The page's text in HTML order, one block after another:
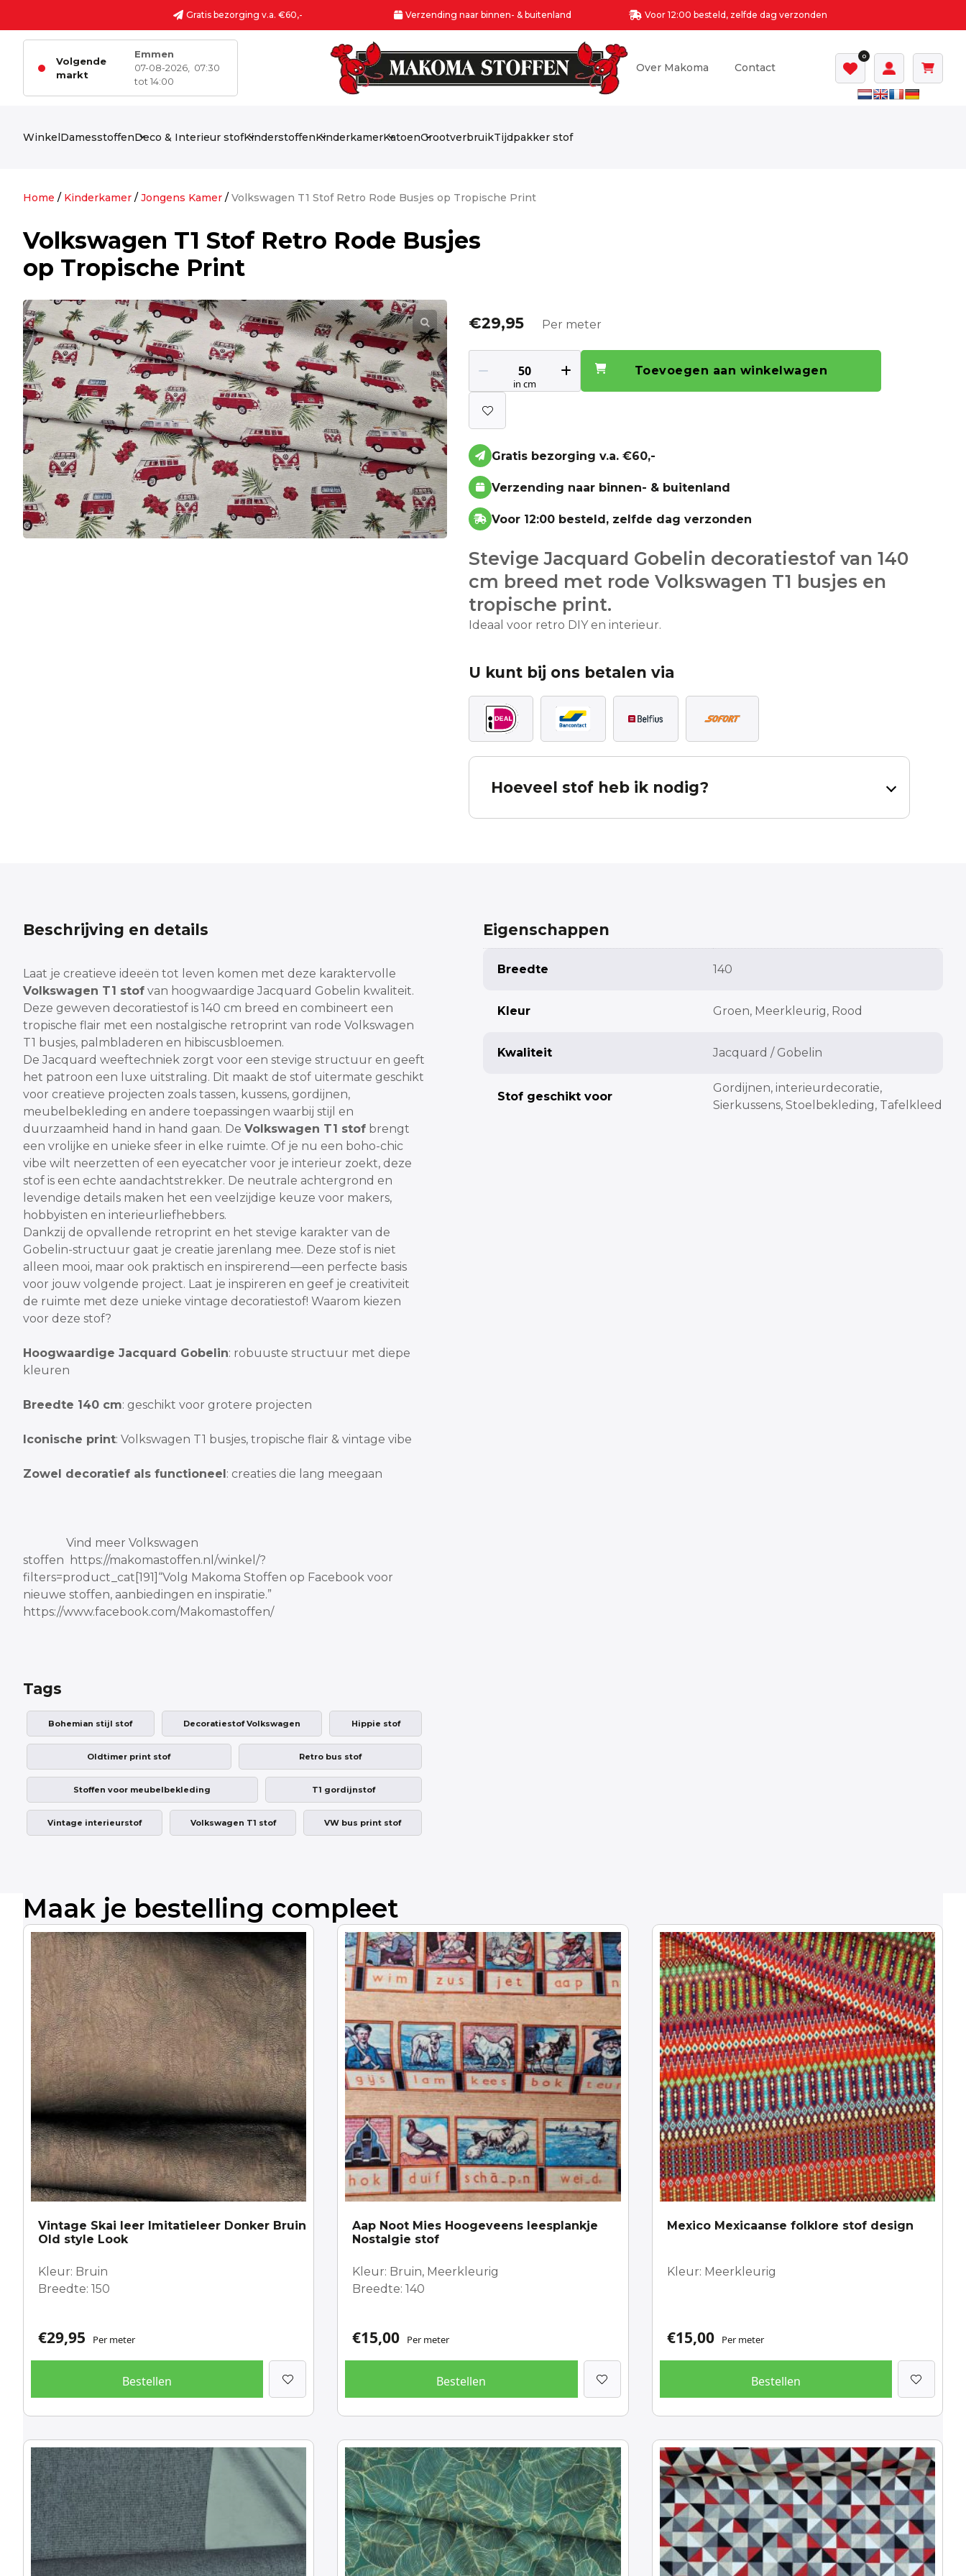
Gratis bezorging v.a. €60,- Verzending naar binnen- & buitenland Voor 12:00 besteld, zelfde dag verzonden
Volgende
markt
Emmen
07-08-2026,
07:30
tot 14:00
Over Makoma Contact
0
WinkelDamesstoffenDeco & Interieur stofKinderstoffenKinderkamerKatoenGrootverbruikTijdpakker stof
Home / Kinderkamer / Jongens Kamer / Volkswagen T1 Stof Retro Rode Busjes op Tropische Print
Volkswagen T1 Stof Retro Rode Busjes
op Tropische Print
€29,95 Per meter
Toevoegen aan winkelwagen
Gratis bezorging v.a. €60,-
Verzending naar binnen- & buitenland
Voor 12:00 besteld, zelfde dag verzonden
Stevige Jacquard Gobelin decoratiestof van 140
cm breed met rode Volkswagen T1 busjes en
tropische print.
Ideaal voor retro DIY en interieur.
U kunt bij ons betalen via
Hoeveel stof heb ik nodig?
cm
Beschrijving en details
Laat je creatieve ideeën tot leven komen met deze karaktervolle
Volkswagen T1 stof van hoogwaardige Jacquard Gobelin kwaliteit.
Deze geweven decoratiestof is 140 cm breed en combineert een
tropische flair met een nostalgische retroprint van rode Volkswagen
T1 busjes, palmbladeren en hibiscusbloemen.
De Jacquard weeftechniek zorgt voor een stevige structuur en geeft
het patroon een luxe uitstraling. Dit maakt de stof uitermate geschikt
voor creatieve projecten zoals tassen, kussens, gordijnen,
meubelbekleding en andere toepassingen waarbij stijl en
duurzaamheid hand in hand gaan. De Volkswagen T1 stof brengt
een vrolijke en unieke sfeer in elke ruimte. Of je nu een boho-chic
vibe wilt neerzetten of een eyecatcher voor je interieur zoekt, deze
stof is een echte aandachtstrekker. De neutrale achtergrond en
levendige details maken het een veelzijdige keuze voor makers,
hobbyisten en interieurliefhebbers.
Dankzij de opvallende retroprint en het stevige karakter van de
Gobelin-structuur gaat je creatie jarenlang mee. Deze stof is niet
alleen mooi, maar ook praktisch en inspirerend—een perfecte basis
voor jouw volgende project. Laat je inspireren en geef je creativiteit
de ruimte met deze unieke vintage decoratiestof! Waarom kiezen
voor deze stof?
Hoogwaardige Jacquard Gobelin: robuuste structuur met diepe
kleuren
Breedte 140 cm: geschikt voor grotere projecten
Iconische print: Volkswagen T1 busjes, tropische flair & vintage vibe
Zowel decoratief als functioneel: creaties die lang meegaan
Vind meer Volkswagen
stoffen
https://makomastoffen.nl/winkel/?
filters=product_cat[191] “Volg Makoma Stoffen op Facebook voor
nieuwe stoffen, aanbiedingen en inspiratie.”
https://www.facebook.com/Makomastoffen/
Tags
Bohemian stijl stof Decoratiestof Volkswagen Hippie stof
Oldtimer print stof Retro bus stof
Stoffen voor meubelbekleding T1 gordijnstof
Vintage interieurstof Volkswagen T1 stof VW bus print stof
Eigenschappen
Breedte 140
Kleur Groen, Meerkleurig, Rood
Kwaliteit Jacquard / Gobelin
Stof geschikt voor
Gordijnen, interieurdecoratie,
Sierkussens, Stoelbekleding, Tafelkleed
Maak je bestelling compleet
Vintage Skai leer Imitatieleer Donker Bruin
Old style Look
Kleur: Bruin
Breedte: 150
€29,95 Per meter
Bestellen
Aap Noot Mies Hoogeveens leesplankje
Nostalgie stof
Kleur: Bruin, Meerkleurig
Breedte: 140
€15,00 Per meter
Bestellen
Mexico Mexicaanse folklore stof design
Kleur: Meerkleurig
€15,00 Per meter
Bestellen